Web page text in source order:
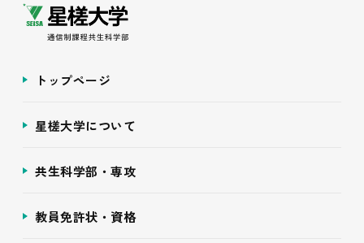
トップページ
星槎大学について
共生科学部・専攻
教員免許状・資格